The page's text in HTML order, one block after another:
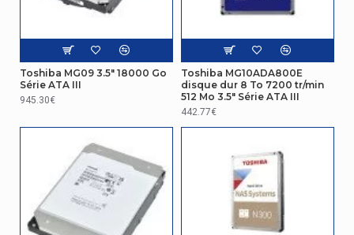
Toshiba MG09 3.5" 18000 Go
Série ATA III
945.30€
Toshiba MG10ADA800E
disque dur 8 To 7200 tr/min
512 Mo 3.5" Série ATA III
442.77€